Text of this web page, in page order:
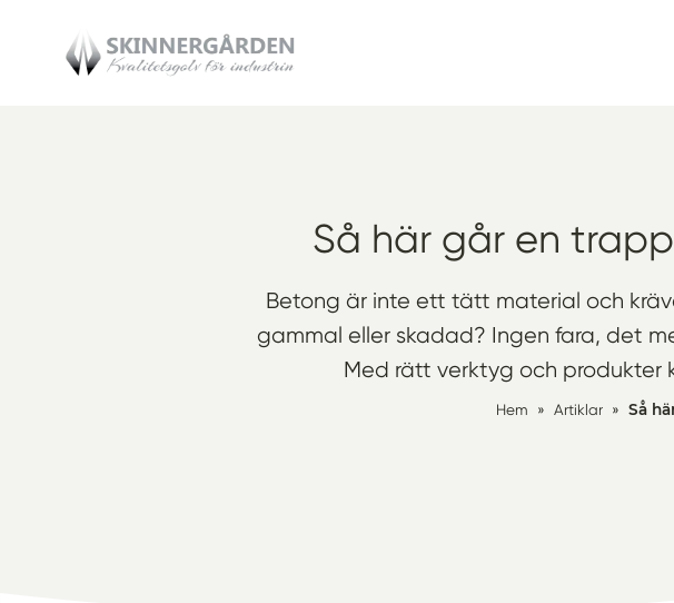
Så här går en
Betong är inte ett tätt material och
gammal eller skadad? Ingen fara, det
Med rätt verktyg och produkter
Hem » Artiklar » Så